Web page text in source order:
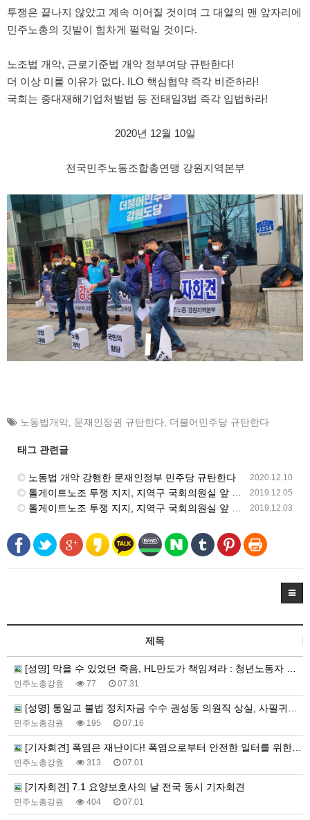
투쟁은 끝나지 않았고 계속 이어질 것이며 그 대열의 맨 앞자리에
민주노총의 깃발이 힘차게 펄럭일 것이다.
노조법 개악, 근로기준법 개악 정부여당 규탄한다!
더 이상 미룰 이유가 없다. ILO 핵심협약 즉각 비준하라!
국회는 중대재해기업처벌법 등 전태일3법 즉각 입법하라!
2020년 12월 10일
전국민주노동조합총연맹 강원지역본부
노동법개악 문재인정권 규탄한다 더불어민주당 규탄한다
태그 관련글
2020.12.10
노동법 개악 강행한 문재인정부 민주당 규탄한다
2019.12.05
톨게이트노조 투쟁 지지, 지역구 국회의원실 앞 피켓팅 -12월 05일
2019.12.03
톨게이트노조 투쟁 지지, 지역구 국회의원실 앞 피켓팅 -12월 03일
제목
[성명] 막을 수 있었던 죽음, HL만도가 책임져라 : 청년노동자 사망사고의 철저한 진상규명과 재발방지 대책 마련하라
민주노총강원 77 07.31
[성명] 통일교 불법 정치자금 수수 권성동 의원직 상실, 사필귀정이다
민주노총강원 195 07.16
[기자회견] 폭염은 재난이다! 폭염으로부터 안전한 일터를 위한 민주노총 강원지역본부 폭염감시단 선포 기자회견
민주노총강원 313 07.01
[기자회견] 7.1 요양보호사의 날 전국 동시 기자회견
민주노총강원 404 07.01